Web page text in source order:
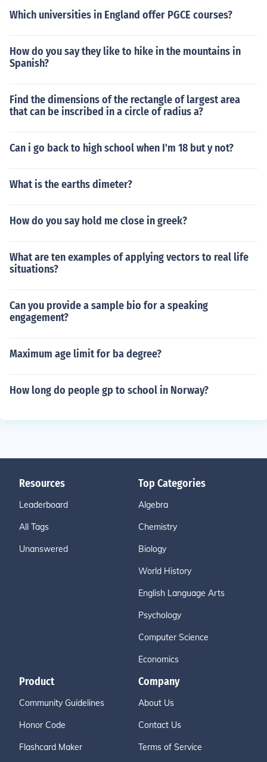
Which universities in England offer PGCE courses?
How do you say they like to hike in the mountains in
Spanish?
Find the dimensions of the rectangle of largest area
that can be inscribed in a circle of radius a?
Can i go back to high school when I'm 18 but y not?
What is the earths dimeter?
How do you say hold me close in greek?
What are ten examples of applying vectors to real life
situations?
Can you provide a sample bio for a speaking
engagement?
Maximum age limit for ba degree?
How long do people gp to school in Norway?
Resources
Leaderboard
All Tags
Unanswered
Top Categories
Algebra
Chemistry
Biology
World History
English Language Arts
Psychology
Computer Science
Economics
Product
Community Guidelines
Honor Code
Flashcard Maker
Company
About Us
Contact Us
Terms of Service